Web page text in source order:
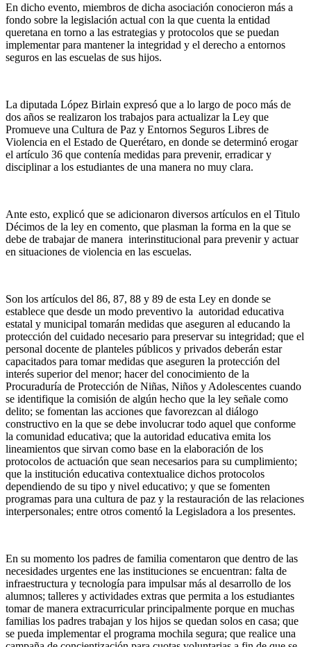
En dicho evento, miembros de dicha asociación conocieron más a
fondo sobre la legislación actual con la que cuenta la entidad
queretana en torno a las estrategias y protocolos que se puedan
implementar para mantener la integridad y el derecho a entornos
seguros en las escuelas de sus hijos.
La diputada López Birlain expresó que a lo largo de poco más de
dos años se realizaron los trabajos para actualizar la Ley que
Promueve una Cultura de Paz y Entornos Seguros Libres de
Violencia en el Estado de Querétaro, en donde se determinó erogar
el artículo 36 que contenía medidas para prevenir, erradicar y
disciplinar a los estudiantes de una manera no muy clara.
Ante esto, explicó que se adicionaron diversos artículos en el Titulo
Décimos de la ley en comento, que plasman la forma en la que se
debe de trabajar de manera interinstitucional para prevenir y actuar
en situaciones de violencia en las escuelas.
Son los artículos del 86, 87, 88 y 89 de esta Ley en donde se
establece que desde un modo preventivo la autoridad educativa
estatal y municipal tomarán medidas que aseguren al educando la
protección del cuidado necesario para preservar su integridad; que el
personal docente de planteles públicos y privados deberán estar
capacitados para tomar medidas que aseguren la protección del
interés superior del menor; hacer del conocimiento de la
Procuraduría de Protección de Niñas, Niños y Adolescentes cuando
se identifique la comisión de algún hecho que la ley señale como
delito; se fomentan las acciones que favorezcan al diálogo
constructivo en la que se debe involucrar todo aquel que conforme
la comunidad educativa; que la autoridad educativa emita los
lineamientos que sirvan como base en la elaboración de los
protocolos de actuación que sean necesarios para su cumplimiento;
que la institución educativa contextualice dichos protocolos
dependiendo de su tipo y nivel educativo; y que se fomenten
programas para una cultura de paz y la restauración de las relaciones
interpersonales; entre otros comentó la Legisladora a los presentes.
En su momento los padres de familia comentaron que dentro de las
necesidades urgentes ene las instituciones se encuentran: falta de
infraestructura y tecnología para impulsar más al desarrollo de los
alumnos; talleres y actividades extras que permita a los estudiantes
tomar de manera extracurricular principalmente porque en muchas
familias los padres trabajan y los hijos se quedan solos en casa; que
se pueda implementar el programa mochila segura; que realice una